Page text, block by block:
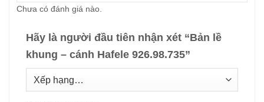
Chưa có đánh giá nào.
Hãy là người đầu tiên nhận xét “Bản lề
khung – cánh Hafele 926.98.735”